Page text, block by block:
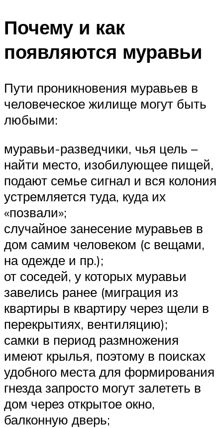
Почему и как
появляются муравьи
Пути проникновения муравьев в
человеческое жилище могут быть
любыми:
муравьи-разведчики, чья цель –
найти место, изобилующее пищей,
подают семье сигнал и вся колония
устремляется туда, куда их
«позвали»;
случайное занесение муравьев в
дом самим человеком (с вещами,
на одежде и пр.);
от соседей, у которых муравьи
завелись ранее (миграция из
квартиры в квартиру через щели в
перекрытиях, вентиляцию);
самки в период размножения
имеют крылья, поэтому в поисках
удобного места для формирования
гнезда запросто могут залететь в
дом через открытое окно,
балконную дверь;